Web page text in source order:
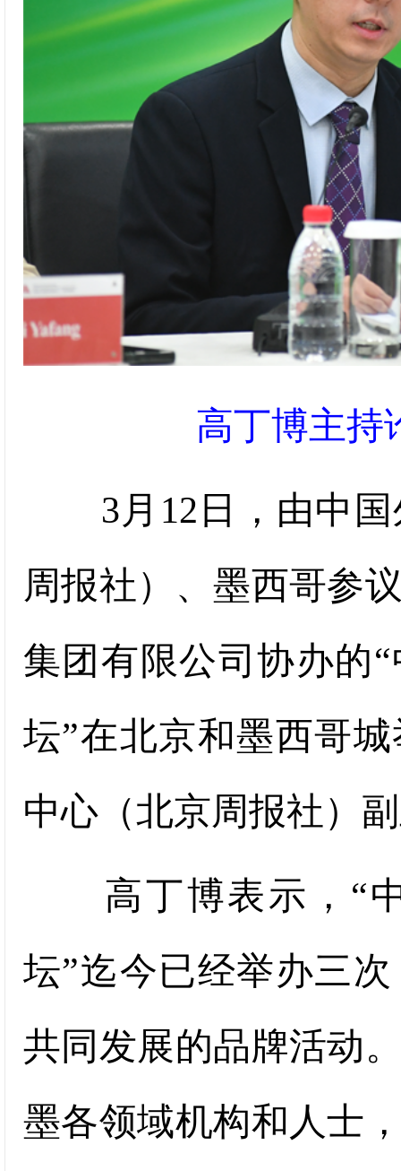
高丁博主持
3月12日，由中国
周报社）、墨西哥参
集团有限公司协办的
坛”在北京和墨西哥
中心（北京周报社）
高丁博表示，“中
坛”迄今已经举办三
共同发展的品牌活动
墨各领域机构和人士